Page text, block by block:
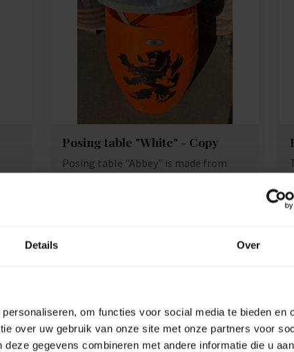
Details Over
om functies voor social media te bieden en
over uw gebruik van onze site met onze partners voor
gegevens combineren met andere informatie die u
Posing table "White" - Copy
Posing table "Abbey" is made from
used wine barrels in combination with